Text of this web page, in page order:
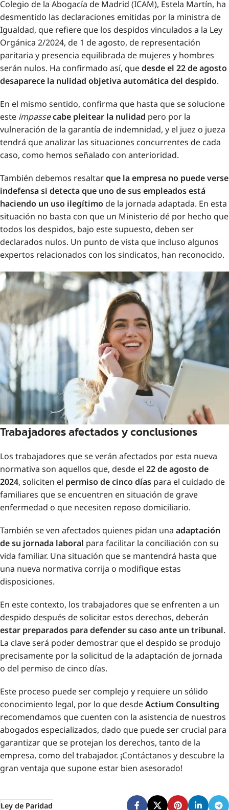
Colegio de la Abogacía de Madrid (ICAM), Estela Martín, ha
desmentido las declaraciones emitidas por la ministra de
Igualdad, que refiere que los despidos vinculados a la Ley
Orgánica 2/2024, de 1 de agosto, de representación
paritaria y presencia equilibrada de mujeres y hombres
serán nulos. Ha confirmado así, quedesde el 22 de agosto
desaparece la nulidad objetiva automática del despido.
En el mismo sentido, confirma que hasta que se solucione
este impassecabe pleitear la nulidad pero por la
vulneración de la garantía de indemnidad, y el juez o jueza
tendrá que analizar las situaciones concurrentes de cada
caso, como hemos señalado con anterioridad.
También debemos resaltarque la empresa no puede verse
indefensa si detecta que uno de sus empleados está
haciendo un uso ilegítimo de la jornada adaptada. En esta
situación no basta con que un Ministerio dé por hecho que
todos los despidos, bajo este supuesto, deben ser
declarados nulos. Un punto de vista que incluso algunos
expertos relacionados con los sindicatos, han reconocido.
Trabajadores afectados y conclusiones
Los trabajadores que se verán afectados por esta nueva
normativa son aquellos que, desde el 22 de agosto de
2024, soliciten el permiso de cinco días para el cuidado de
familiares que se encuentren en situación de grave
enfermedad o que necesiten reposo domiciliario.
También se ven afectados quienes pidan una adaptación
de su jornada laboral para facilitar la conciliación con su
vida familiar. Una situación que se mantendrá hasta que
una nueva normativa corrija o modifique estas
disposiciones.
En este contexto, los trabajadores que se enfrenten a un
despido después de solicitar estos derechos, deberán
estar preparados para defender su caso ante un tribunal.
La clave será poder demostrar que el despido se produjo
precisamente por la solicitud de la adaptación de jornada
o del permiso de cinco días.
Este proceso puede ser complejo y requiere un sólido
conocimiento legal, por lo que desdeActium Consulting
recomendamos que cuenten con la asistencia de nuestros
abogados especializados, dado que puede ser crucial para
garantizar que se protejan los derechos, tanto de la
empresa, como del trabajador. ¡Contáctanos y descubre la
gran ventaja que supone estar bien asesorado!
Ley de Paridad